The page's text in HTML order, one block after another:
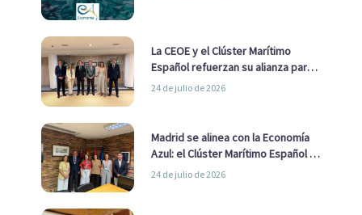
La CEOE y el Clúster Marítimo
Español refuerzan su alianza para
impulsar una estrategia Nacional
24 de julio de 2026
Madrid se alinea con la Economía
Azul: el Clúster Marítimo Español y
la Real Liga Naval avanzan alianzas
24 de julio de 2026